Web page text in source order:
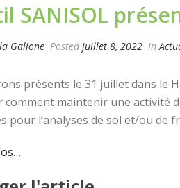
SANISOL
Galione Posted juillet 8, 2022 In
présents le 31 juillet dans le
comment maintenir une activité
pour l’analyses de sol et/ou de